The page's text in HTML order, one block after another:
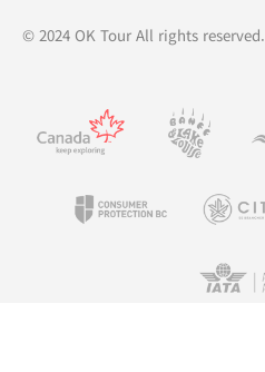
© 2024 OK Tour All rights reserved.